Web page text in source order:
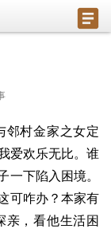
邻村金家之女定
爱欢乐无比。谁
一下陷入困境。
可咋办？本家有
亲，看他生活困